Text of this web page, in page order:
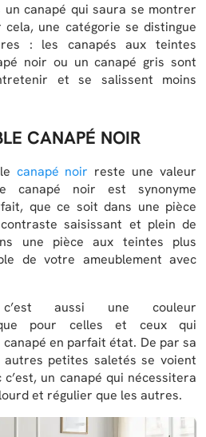
canapé qui saura se montrer
une catégorie se distingue
: les canapés aux teintes
noir ou un canapé gris sont
et se salissent moins
CANAPÉ NOIR
canapé noir reste une valeur
canapé noir est synonyme
que ce soit dans une pièce
saisissant et plein de
une pièce aux teintes plus
de votre ameublement avec
c’est aussi une couleur
pour celles et ceux qui
en parfait état. De par sa
petites saletés se voient
un canapé qui nécessitera
et régulier que les autres.